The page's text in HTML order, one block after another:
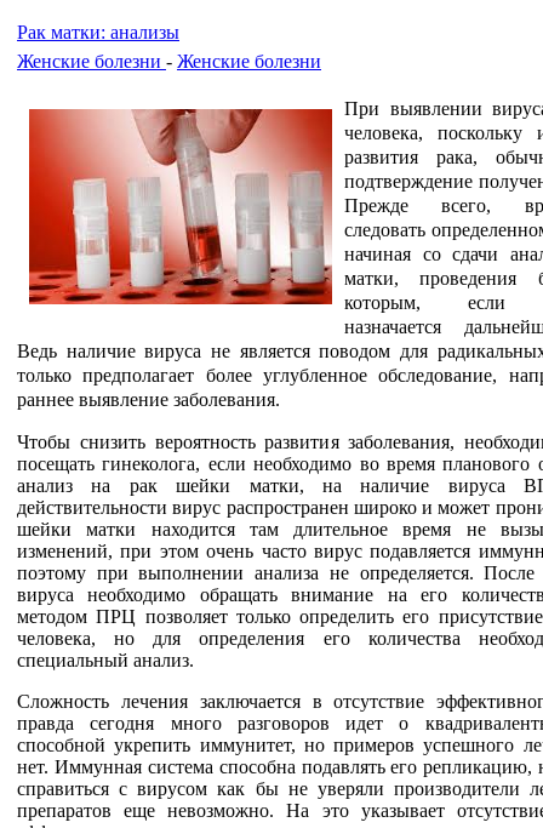
Рак матки: анализы
Женские болезни - Женские болезни
При выявлении
человека, поскольку
развития рака,
подтверждение
Прежде всего,
следовать
начиная со сдачи
матки, проведения
которым, если
назначается
Ведь наличие вируса не является поводом для
только предполагает более углубленное обследование,
раннее выявление заболевания.
Чтобы снизить вероятность развития заболевания,
посещать гинеколога, если необходимо во время планового
анализ на рак шейки матки, на наличие вируса
действительности вирус распространен широко и может
шейки матки находится там длительное время не
изменений, при этом очень часто вирус подавляется
поэтому при выполнении анализа не определяется. После
вируса необходимо обращать внимание на его
методом ПРЦ позволяет только определить его
человека, но для определения его количества
специальный анализ.
Сложность лечения заключается в отсутствие
правда сегодня много разговоров идет о
способной укрепить иммунитет, но примеров успешного
нет. Иммунная система способна подавлять его репликацию,
справиться с вирусом как бы не уверяли производители
препаратов еще невозможно. На это указывает